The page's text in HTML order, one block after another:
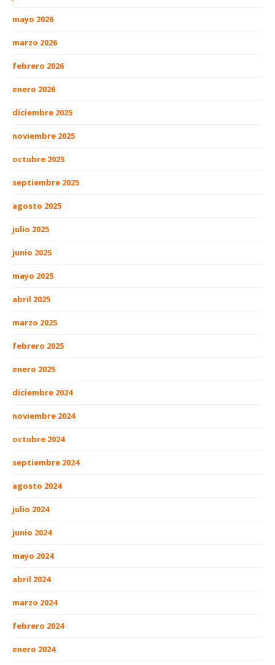
mayo 2026
marzo 2026
febrero 2026
enero 2026
diciembre 2025
noviembre 2025
octubre 2025
septiembre 2025
agosto 2025
julio 2025
junio 2025
mayo 2025
abril 2025
marzo 2025
febrero 2025
enero 2025
diciembre 2024
noviembre 2024
octubre 2024
septiembre 2024
agosto 2024
julio 2024
junio 2024
mayo 2024
abril 2024
marzo 2024
febrero 2024
enero 2024